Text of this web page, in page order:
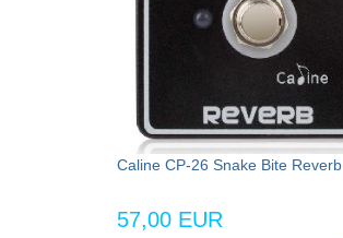
Caline CP-26 Snake Bite Reverb
57,00 EUR